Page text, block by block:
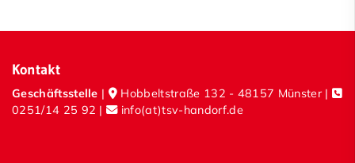
Kontakt
Geschäftsstelle |
Hobbeltstraße 132 - 48157 Münster |
0251/14 25 92 | info(at)tsv-handorf.de